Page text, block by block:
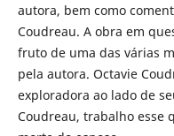
autora, bem como
Coudreau. A obra em
fruto de uma das várias
pela autora. Octavie
exploradora ao lado de
Coudreau, trabalho esse